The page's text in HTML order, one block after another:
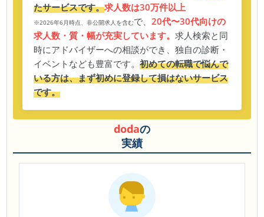
たサービスです。求人数は30万件以上
※2026年6月時点、非公開求人を含むで、20代〜30代向けの
求人数・質・幅が充実しています。求人検索と同
時にアドバイザーへの相談ができ、独自の診断・
イベントなども豊富です。初めての転職で悩んで
いる方は、まず初めに登録して損はないサービス
です。
dodaの
実績